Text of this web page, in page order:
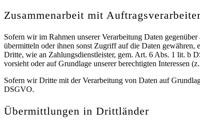
Zusammenarbeit mit
Sofern wir im Rahmen unserer Verarbeitung Daten
übermitteln oder ihnen sonst Zugriff auf die Daten
Dritte, wie an Zahlungsdienstleister, gem. Art. 6 Abs. 1 lit. b
vorsieht oder auf Grundlage unserer berechtigten Interessen
Sofern wir Dritte mit der Verarbeitung von Daten auf
DSGVO.
Übermittlungen in Drittländer